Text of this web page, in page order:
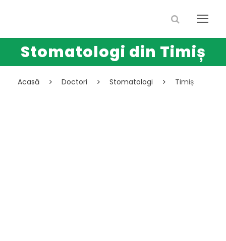
Stomatologi din Timiș
Acasă Doctori Stomatologi Timiș